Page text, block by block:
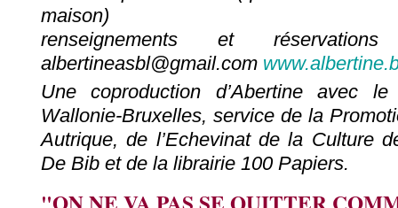
maison)
renseignements et
albertineasbl@gmail.com
Une coproduction d’Abertine avec
Wallonie-Bruxelles, service de la
Autrique, de l’Echevinat de la Culture
De Bib et de la librairie 100 Papiers.